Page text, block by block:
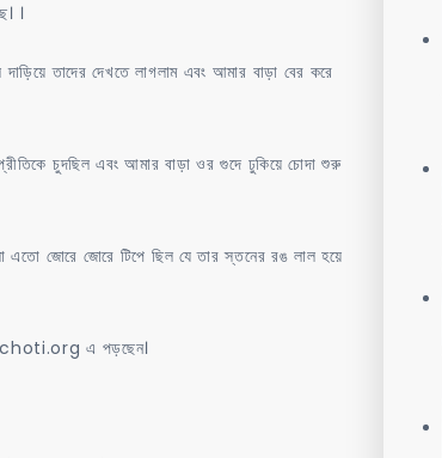
।
তাদের দেখতে লাগলাম এবং আমার বাড়া বের করে
চুদছিল এবং আমার বাড়া ওর গুদে ঢুকিয়ে চোদা শুরু
এতো জোরে জোরে টিপে ছিল যে তার স্তনের রঙ লাল হয়ে
এ পড়ছেন।